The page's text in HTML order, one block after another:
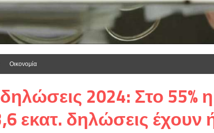
Οικονομία
2024: Στο 55%
εκατ. δηλώσεις έχουν